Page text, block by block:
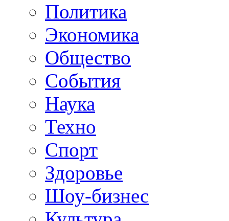
Политика
Экономика
Общество
События
Наука
Техно
Спорт
Здоровье
Шоу-бизнес